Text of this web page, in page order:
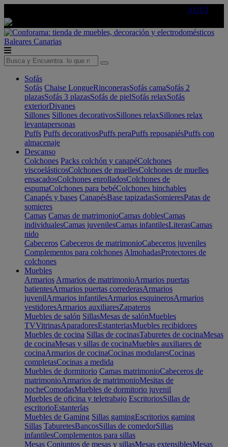
AQUÍ
Baleares Canarias
Sofás
Sofás Chaise LongueRinconerasSofás camaSofás 2
plazasSofás 3 plazasSofás de pielSofás relaxSofás
exteriorDivanes
Sillones Sillones decorativosSillones relaxSillones relax
levantapersonas
Puffs Puffs decorativosPuffs peraPuffs reposapiésPuffs con
almacenaje
Descanso
Colchones Packs colchón y canapéColchones
viscoelásticosColchones de muellesColchones de muelles
ensacadosColchones enrolladosColchones de
espumaColchones para bebéColchones hinchables
Canapés y bases CanapésBase tapizadasSomieresPatas de
somieres
Camas Camas de matrimonioCamas doblesCamas
individualesCamas juvenilesCamas infantilesLiterasCamas
nido
Cabeceros Cabeceros de matrimonioCabeceros juveniles
Complementos para colchones AlmohadasProtectores de
colchones
Muebles
Armarios Armarios de matrimonioArmarios puertas
batientesArmarios puertas correderasArmarios
juvenilArmarios infantilesArmarios esquinerosArmarios
vestidoresArmarios auxiliaresZapateros
Muebles de salón SillasMesas de salónMuebles
TVVitrinasAparadoresEstanteriasMuebles recibidores
Muebles de cocina Sillas de cocinasTaburetes de cocinaMesas
de cocinaMesas y sillas de cocinaMuebles auxiliares de
cocinaArmarios de cocinaCocinas modularesCocinas
completasCocinas a medida
Muebles de dormitorio Camas matrimonioCabeceros de
matrimonioArmarios de matrimonioMesitas de
nocheComodasMuebles de dormitorio juvenil
Muebles de oficina y teletrabajo EscritoriosSillas de
escritorioEstanterías
Muebles de Gaming Sillas gamingEscritorios gaming
Sillas TaburetesBancosSillas de comedorSillas
infantilesComplementos para sillas
Mesas Conjuntos de mesas y sillasMesas extensiblesMesas